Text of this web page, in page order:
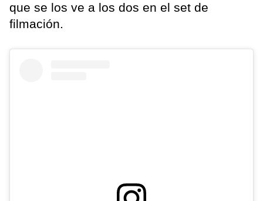
que se los ve a los dos en el set de
filmación.